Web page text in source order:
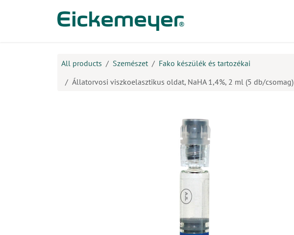
All products Szemészet
Fako készülék és tartozékai
Állatorvosi viszkoelasztikus oldat, NaHA 1,4%, 2 ml (5 db/csomag)